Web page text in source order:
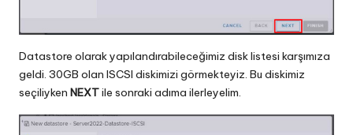
Datastore olarak yapılandırabileceğimiz disk listesi karşımıza
geldi. 30GB olan ISCSI diskimizi görmekteyiz. Bu diskimiz
seçiliyken NEXTile sonraki adıma ilerleyelim.